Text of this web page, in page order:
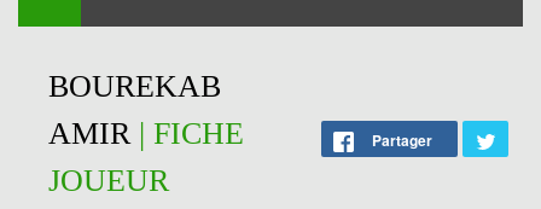
BOUREKAB
AMIR| FICHE
JOUEUR
Partager